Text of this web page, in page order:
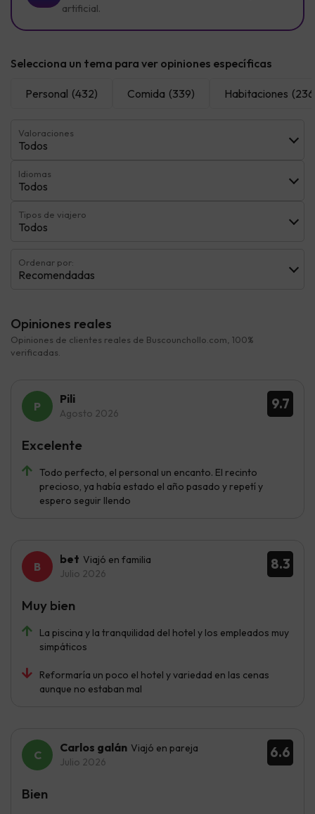
artificial.
Selecciona un tema para ver opiniones específicas
Personal (432) Comida (339) Habitaciones
Valoraciones
Todos
Idiomas
Todos
Tipos de viajero
Todos
Ordenar por:
Recomendadas
Opiniones reales
Opiniones de clientes reales de Buscounchollo.com, 100%
verificadas.
9.7
Pili
Agosto 2026
Todo perfecto, el personal un encanto. El recinto
precioso, ya había estado el año pasado y repetí y
espero seguir llendo
Excelente
8.3
bet Viajó en familia
Julio 2026
La piscina y la tranquilidad del hotel y los empleados muy
simpáticos
Reformaría un poco el hotel y variedad en las cenas
aunque no estaban mal
Muy bien
6.6
Carlos galán Viajó en pareja
Julio 2026
Bien